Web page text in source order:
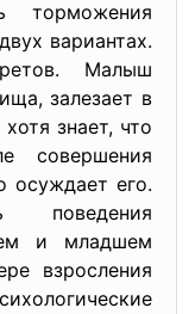
торможения
вариантах.
Малыш
залезает в
знает, что
совершения
осуждает его.
поведения
и младшем
взросления